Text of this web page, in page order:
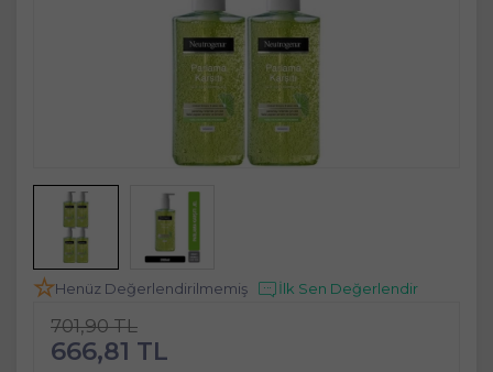
Henüz Değerlendirilmemiş İlk Sen Değerlendir
701,90 TL
666,81 TL